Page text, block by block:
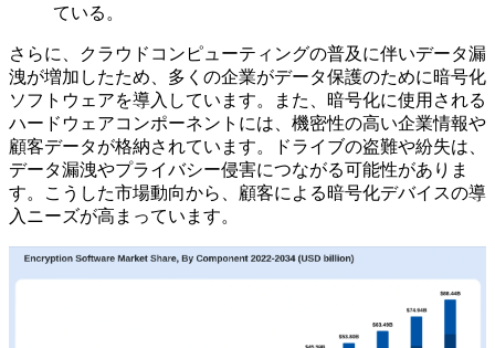
ている。
さらに、クラウドコンピューティングの普及に伴いデータ漏
洩が増加したため、多くの企業がデータ保護のために暗号化
ソフトウェアを導入しています。また、暗号化に使用される
ハードウェアコンポーネントには、機密性の高い企業情報や
顧客データが格納されています。ドライブの盗難や紛失は、
データ漏洩やプライバシー侵害につながる可能性がありま
す。こうした市場動向から、顧客による暗号化デバイスの導
入ニーズが高まっています。